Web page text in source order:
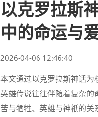
以克罗拉斯
中的命运与
2026-04-06 12:46:40
本文通过以克罗拉斯神话为
英雄传说往往伴随着复杂
苦与牺牲、英雄与神祇的